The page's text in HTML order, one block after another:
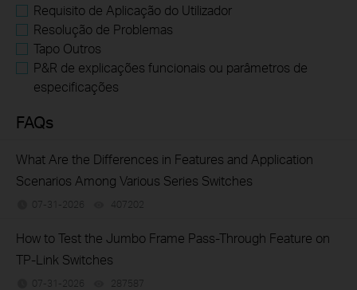
Requisito de Aplicação do Utilizador
Resolução de Problemas
Tapo Outros
P&R de explicações funcionais ou parâmetros de
especificações
FAQs
What Are the Differences in Features and Application
Scenarios Among Various Series Switches
07-31-2026 407202
How to Test the Jumbo Frame Pass-Through Feature on
TP-Link Switches
07-31-2026 287587